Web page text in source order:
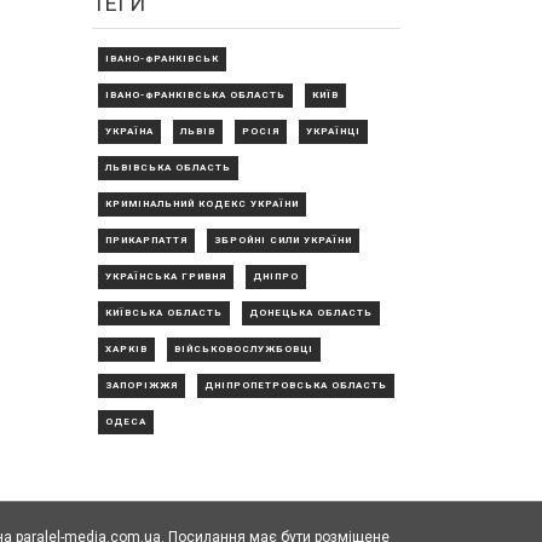
ІВАНО-ФРАНКІВСЬК
ІВАНО-ФРАНКІВСЬКА ОБЛАСТЬ КИЇВ
УКРАЇНА ЛЬВІВ РОСІЯ УКРАЇНЦІ
ЛЬВІВСЬКА ОБЛАСТЬ
КРИМІНАЛЬНИЙ КОДЕКС УКРАЇНИ
ПРИКАРПАТТЯ ЗБРОЙНІ СИЛИ УКРАЇНИ
УКРАЇНСЬКА ГРИВНЯ ДНІПРО
КИЇВСЬКА ОБЛАСТЬ ДОНЕЦЬКА ОБЛАСТЬ
ХАРКІВ ВІЙСЬКОВОСЛУЖБОВЦІ
ЗАПОРІЖЖЯ ДНІПРОПЕТРОВСЬКА ОБЛАСТЬ
ОДЕСА
paralel-media.com.ua. Посилання має бути розміщене